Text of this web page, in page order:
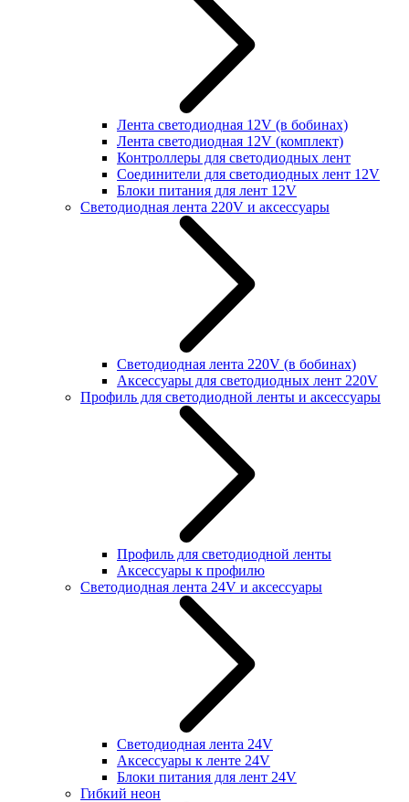
Лента светодиодная 12V (в бобинах)
Лента светодиодная 12V (комплект)
Контроллеры для светодиодных лент
Соединители для светодиодных лент 12V
Блоки питания для лент 12V
Светодиодная лента 220V и аксессуары
Светодиодная лента 220V (в бобинах)
Аксессуары для светодиодных лент 220V
Профиль для светодиодной ленты и аксессуары
Профиль для светодиодной ленты
Аксессуары к профилю
Светодиодная лента 24V и аксессуары
Светодиодная лента 24V
Аксессуары к ленте 24V
Блоки питания для лент 24V
Гибкий неон